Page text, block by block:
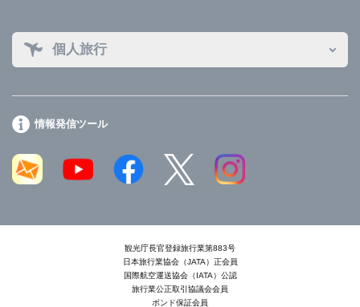
個人旅行
情報発信ツール
観光庁長官登録旅行業第883号
日本旅行業協会（JATA）正会員
国際航空運送協会（IATA）公認
旅行業公正取引協議会会員
ボンド保証会員